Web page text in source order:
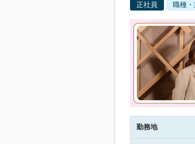
正社員 職種
勤務地